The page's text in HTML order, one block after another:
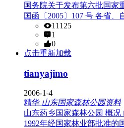
国务院关于发布第六批国家
国函〔2005〕107 号 各省、
11125
1
0
点击重新加载
tianyajimo
2006-1-4
精华 山东国家森林公园资料
山东药乡国家森林公园 概
1992年经国家林业部批准的